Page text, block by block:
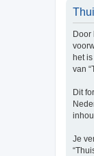
Door
het
van
Dit
Je